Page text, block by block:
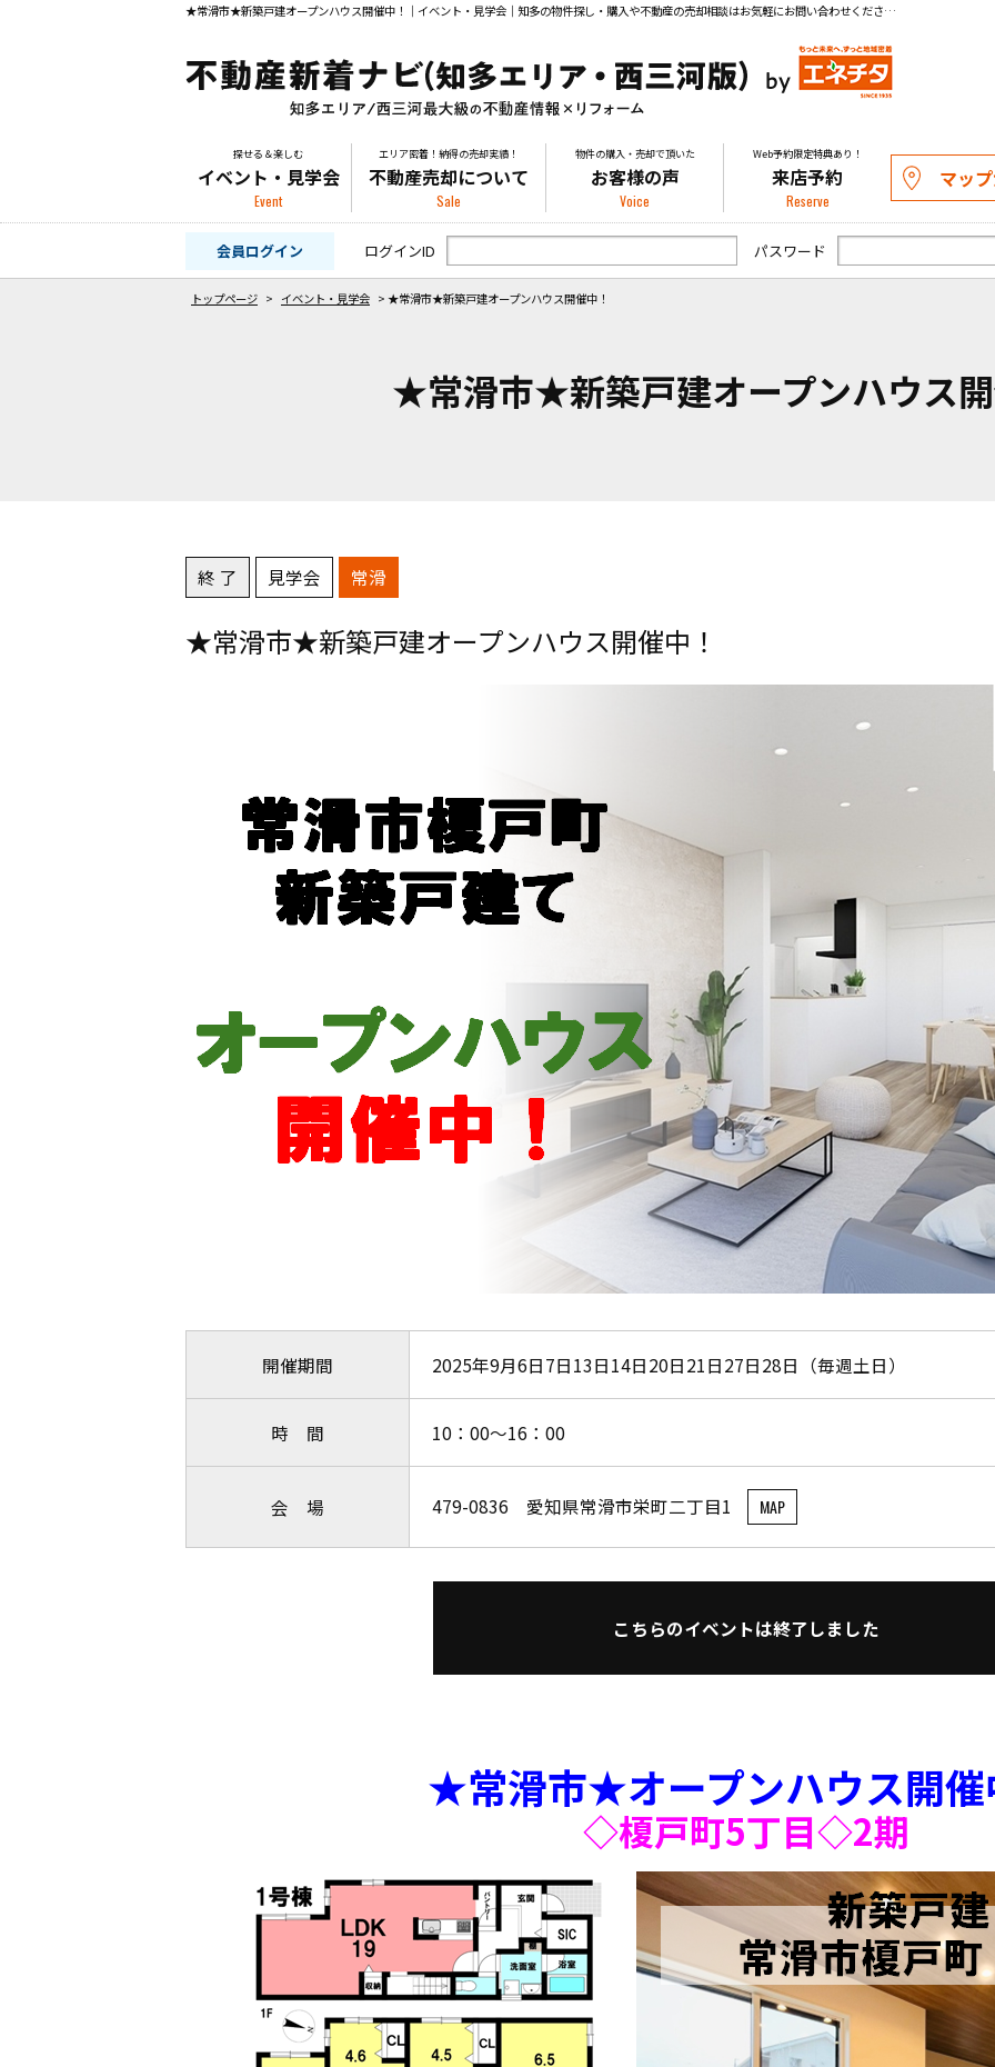
★常滑市★新築戸建オープンハウス開催中！｜イベント・見学会｜知多の物件探し・購入や不動産の売却相談はお気軽にお問い合わせください。
探せる＆楽しむ
イベント・見学会
Event
エリア密着！納得の売却実績！
不動産売却について
Sale
物件の購入・売却で頂いた
お客様の声
Voice
Web予約限定特典あり！
来店予約
Reserve
マッ
会員ログイン ログインID パスワード
トップページ > イベント・見学会 > ★常滑市★新築戸建オープンハウス開催中！
★常滑市★新築戸建オープンハウス
終 了 見学会 常滑
★常滑市★新築戸建オープンハウス開催中！
開催期間 2025年9月6日7日13日14日20日21日27日28日（毎週土日）
時 間 10：00～16：00
会 場 479-0836 愛知県常滑市栄町二丁目1 MAP
こちらのイベントは終了しました
★常滑市★オープンハウス開
◇榎戸町5丁目◇2期